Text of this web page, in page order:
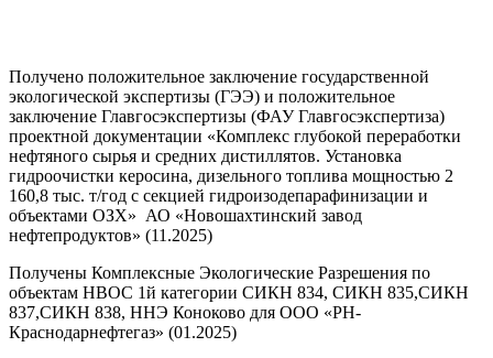
Получено положительное заключение государственной
экологической экспертизы (ГЭЭ) и положительное
заключение Главгосэкспертизы (ФАУ Главгосэкспертиза)
проектной документации «Комплекс глубокой переработки
нефтяного сырья и средних дистиллятов. Установка
гидроочистки керосина, дизельного топлива мощностью 2
160,8 тыс. т/год с секцией гидроизодепарафинизации и
объектами ОЗХ» АО «Новошахтинский завод
нефтепродуктов» (11.2025)
Получены Комплексные Экологические Разрешения по
объектам НВОС 1й категории СИКН 834, СИКН 835,СИКН
837,СИКН 838, ННЭ Коноково для ООО «РН-
Краснодарнефтегаз» (01.2025)